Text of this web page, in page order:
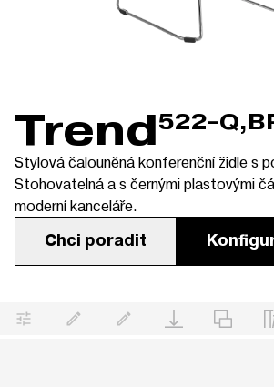
Trend522-
Stylová čalouněná konferenční židle s
Stohovatelná a s černými plastovými
moderní kanceláře.
Chci poradit